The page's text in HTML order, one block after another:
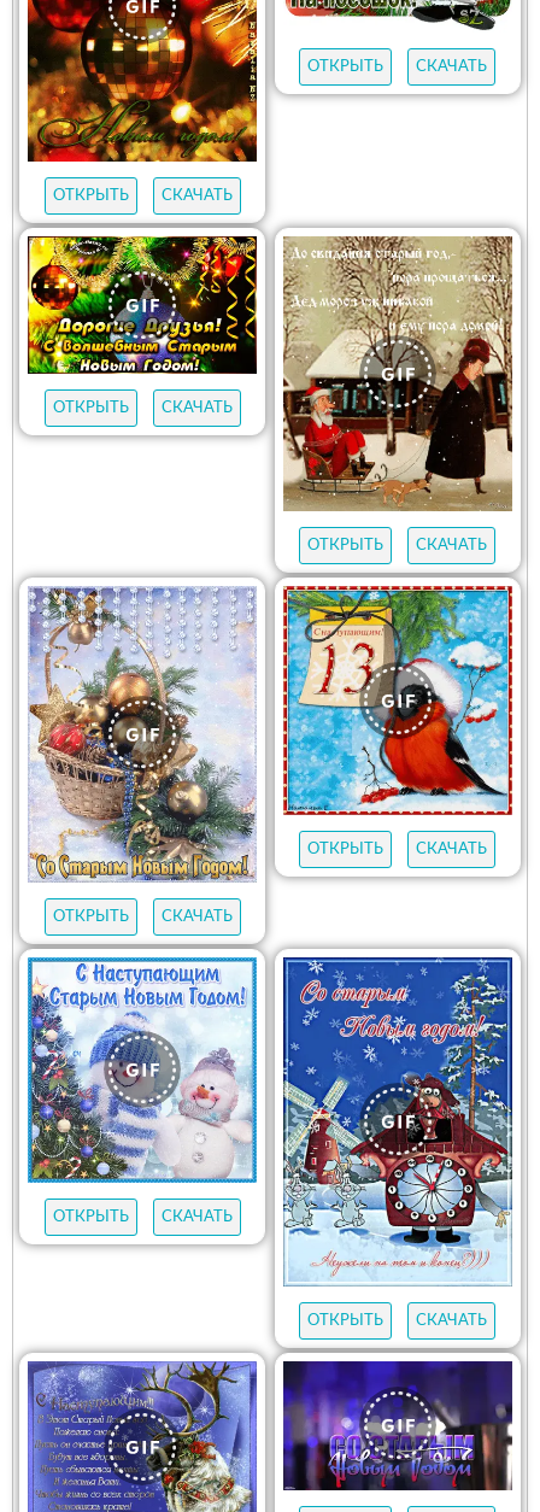
ОТКРЫТЬ СКАЧАТЬ
ОТКРЫТЬ СКАЧАТЬ
ОТКРЫТЬ СКАЧАТЬ
ОТКРЫТЬ СКАЧАТЬ
ОТКРЫТЬ СКАЧАТЬ
ОТКРЫТЬ СКАЧАТЬ
ОТКРЫТЬ СКАЧАТЬ
ОТКРЫТЬ СКАЧАТЬ